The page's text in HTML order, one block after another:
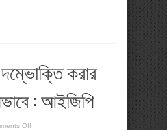
দম্ভোক্তি করার
: আইজিপি
Offon